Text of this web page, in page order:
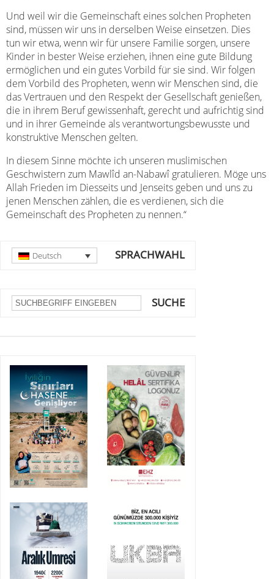
Und weil wir die Gemeinschaft eines solchen Propheten
sind, müssen wir uns in derselben Weise einsetzen. Dies
tun wir etwa, wenn wir für unsere Familie sorgen, unsere
Kinder in bester Weise erziehen, ihnen eine gute Bildung
ermöglichen und ein gutes Vorbild für sie sind. Wir folgen
dem Vorbild des Propheten, wenn wir Menschen sind, die
das Vertrauen und den Respekt der Gesellschaft genießen,
die in ihrem Beruf gewissenhaft, gerecht und aufrichtig sind
und in ihrer Gemeinde als verantwortungsbewusste und
konstruktive Menschen gelten.
In diesem Sinne möchte ich unseren muslimischen
Geschwistern zum Mawlîd an-Nabawî gratulieren. Möge uns
Allah Frieden im Diesseits und Jenseits geben und uns zu
jenen Menschen zählen, die es verdienen, sich die
Gemeinschaft des Propheten zu nennen.“
SPRACHWAHL
Deutsch
SUCHE